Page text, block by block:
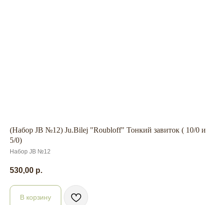
(Набор JB №12) Ju.Bilej "Roubloff" Тонкий завиток ( 10/0 и
5/0)
Набор JB №12
530,00 р.
В корзину